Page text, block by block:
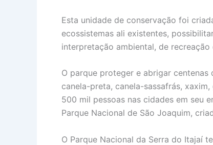
Esta unidade de conservação foi
ecossistemas ali existentes,
interpretação ambiental, de
O parque proteger e abrigar centenas
canela-preta, canela-sassafrás,
500 mil pessoas nas cidades em seu
Parque Nacional de São Joaquim,
O Parque Nacional da Serra do Itajaí